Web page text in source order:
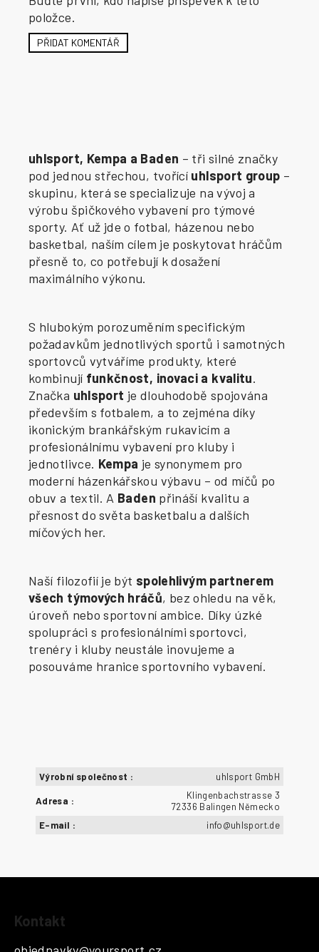
položce.
PŘIDAT KOMENTÁŘ
uhlsport, Kempa a Baden – tři silné značky
pod jednou střechou, tvořící uhlsport group –
skupinu, která se specializuje na vývoj a
výrobu špičkového vybavení pro týmové
sporty. Ať už jde o fotbal, házenou nebo
basketbal, naším cílem je poskytovat hráčům
přesně to, co potřebují k dosažení
maximálního výkonu.
S hlubokým porozuměním specifickým
požadavkům jednotlivých sportů i samotných
sportovců vytváříme produkty, které
kombinují funkčnost, inovaci a kvalitu.
Značka uhlsport je dlouhodobě spojována
především s fotbalem, a to zejména díky
ikonickým brankářským rukavicím a
profesionálnímu vybavení pro kluby i
jednotlivce. Kempa je synonymem pro
moderní házenkářskou výbavu – od míčů po
obuv a textil. A Baden přináší kvalitu a
přesnost do světa basketbalu a dalších
míčových her.
Naší filozofií je být spolehlivým partnerem
všech týmových hráčů, bez ohledu na věk,
úroveň nebo sportovní ambice. Díky úzké
spolupráci s profesionálními sportovci,
trenéry i kluby neustále inovujeme a
posouváme hranice sportovního vybavení.
Výrobní společnost : uhlsport GmbH
Adresa :
Klingenbachstrasse 3
72336 Balingen Německo
E-mail : info@uhlsport.de
Kontakt